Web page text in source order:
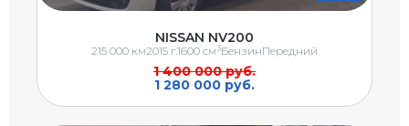
NISSAN NV200
1 400 000 руб.
1 280 000 руб.
215 000 км2015 г.1600 см3БензинПередний